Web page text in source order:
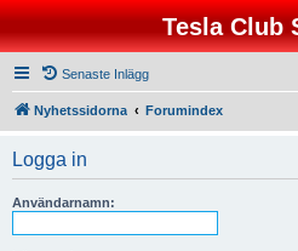
Tesla Club
Senaste Inlägg
Nyhetssidorna Forumindex
Logga in
Användarnamn: